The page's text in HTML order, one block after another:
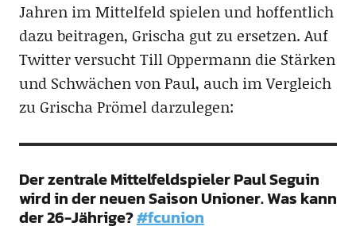
Jahren im Mittelfeld spielen und hoffentlich
dazu beitragen, Grischa gut zu ersetzen. Auf
Twitter versucht Till Oppermann die Stärken
und Schwächen von Paul, auch im Vergleich
zu Grischa Prömel darzulegen:
Der zentrale Mittelfeldspieler Paul Seguin
wird in der neuen Saison Unioner. Was kann
der 26-Jährige?#fcunion